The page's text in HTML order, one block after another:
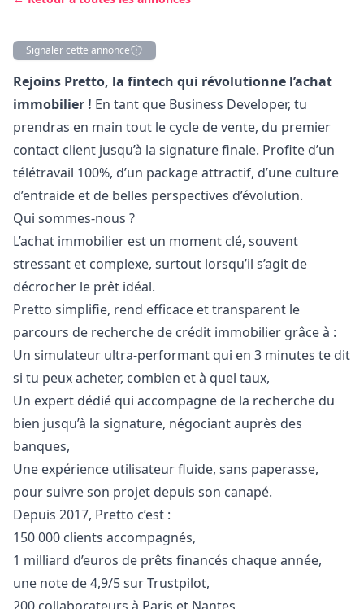
Signaler cette annonce
Description
Rejoins Pretto, la fintech qui révolutionne l’achat
immobilier ! En tant que Business Developer, tu
prendras en main tout le cycle de vente, du premier
contact client jusqu’à la signature finale. Profite d’un
télétravail 100%, d’un package attractif, d’une culture
d’entraide et de belles perspectives d’évolution.
Qui sommes-nous ?
L’achat immobilier est un moment clé, souvent
stressant et complexe, surtout lorsqu’il s’agit de
décrocher le prêt idéal.
Pretto simplifie, rend efficace et transparent le
parcours de recherche de crédit immobilier grâce à :
Un simulateur ultra-performant qui en 3 minutes te dit
si tu peux acheter, combien et à quel taux,
Un expert dédié qui accompagne de la recherche du
bien jusqu’à la signature, négociant auprès des
banques,
Une expérience utilisateur fluide, sans paperasse,
pour suivre son projet depuis son canapé.
Depuis 2017, Pretto c’est :
150 000 clients accompagnés,
1 milliard d’euros de prêts financés chaque année,
une note de 4,9/5 sur Trustpilot,